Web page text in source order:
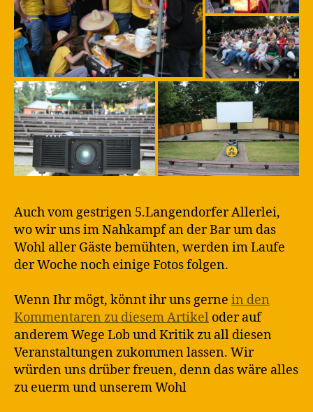
Auch vom gestrigen 5.Langendorfer Allerlei,
wo wir uns im Nahkampf an der Bar um das
Wohl aller Gäste bemühten, werden im Laufe
der Woche noch einige Fotos folgen.
Wenn Ihr mögt, könnt ihr uns gerne in den
Kommentaren zu diesem Artikel oder auf
anderem Wege Lob und Kritik zu all diesen
Veranstaltungen zukommen lassen. Wir
würden uns drüber freuen, denn das wäre alles
zu euerm und unserem Wohl